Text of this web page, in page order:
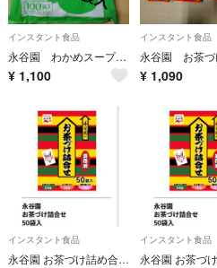
インスタント食品
永谷園 わかめスープ インスタント食品 100袋入
¥ 1,100
インスタント食品
¥ 1,090
インスタント食品
永谷園 お茶づけ詰め合わせ 業務用 50袋入
インスタント食品